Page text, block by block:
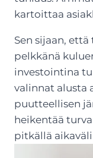
kartoittaa
Sen sijaan,
pelkkänä
investointina
valinnat alusta
puutteellisen
heikentää
pitkällä